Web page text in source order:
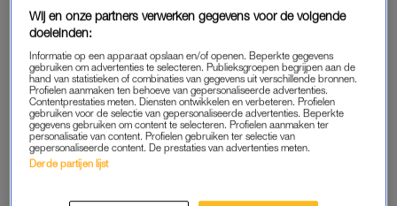
Fabel.“In de meeste gevallen is het een chronische
aandoening. De gist
maar bij sommige mensen is er sprake van overproductie.
Daarbij bestaat de hoofdhuid uit zo’n 25 tot 35 lagen, maar bij
roos heeft de hoofdhuid maar zo’n 10 lagen, waardoor de
huidcellen veel sneller naar het huidoppervlak gaan.
Malassezia voedt zich aan deze huidcellen en dat houdt de
schilfering in stand.”
Roos is gevaarlijk
Wij en onze partners verwerken gegevens voor de volgende
doeleinden:
Informatie op een apparaat opslaan en/of openen. Beperkte gegevens
gebruiken om advertenties te selecteren. Publieksgroepen begrijpen aan de
hand van statistieken of combinaties van gegevens uit verschillende bronnen.
Profielen aanmaken ten behoeve van gepersonaliseerde advertenties.
Contentprestaties meten. Diensten ontwikkelen en verbeteren. Profielen
gebruiken voor de selectie van gepersonaliseerde advertenties. Beperkte
gegevens gebruiken om content te selecteren. Profielen aanmaken ter
personalisatie van content. Profielen gebruiken ter selectie van
gepersonaliseerde content. De prestaties van advertenties meten.
Derde partijen lijst